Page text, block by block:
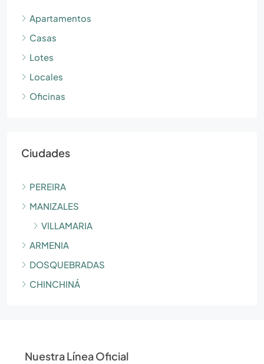
Apartamentos
Casas
Lotes
Locales
Oficinas
Ciudades
PEREIRA
MANIZALES
VILLAMARIA
ARMENIA
DOSQUEBRADAS
CHINCHINÁ
Nuestra Línea Oficial